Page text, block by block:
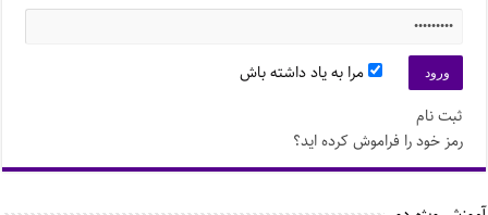
مرا به یاد داشته باش
ثبت نام
رمز خود را فراموش کرده اید؟